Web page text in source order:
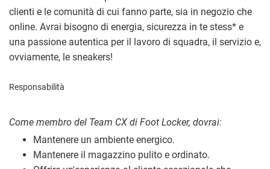
clienti e le comunità di cui fanno parte, sia in negozio che
online. Avrai bisogno di energia, sicurezza in te stess* e
una passione autentica per il lavoro di squadra, il servizio e,
ovviamente, le sneakers!
Responsabilità
Come membro del Team CX di Foot Locker, dovrai:
Mantenere un ambiente energico.
Mantenere il magazzino pulito e ordinato.